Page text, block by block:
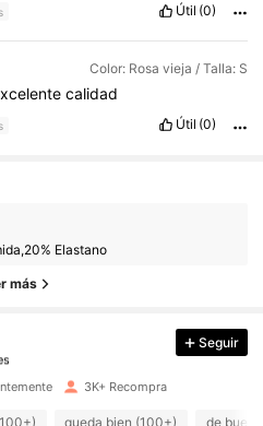
Útil (0)
Color: Rosa vieja / Talla: S
calidad
Útil (0)
Elastano
más
Seguir
3K+ Recompra
queda bien (100+) de